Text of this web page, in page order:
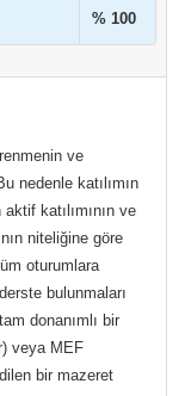
% 100
ve
nedenle katılımın
katılımının ve
niteliğine göre
oturumlara
bulunmaları
donanımlı bir
veya MEF
bir mazeret